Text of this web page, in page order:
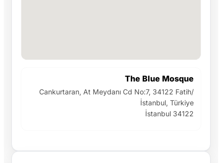
The Blue Mosque
Cankurtaran, At Meydanı Cd No:7, 34122 Fatih/
İstanbul, Türkiye
İstanbul 34122